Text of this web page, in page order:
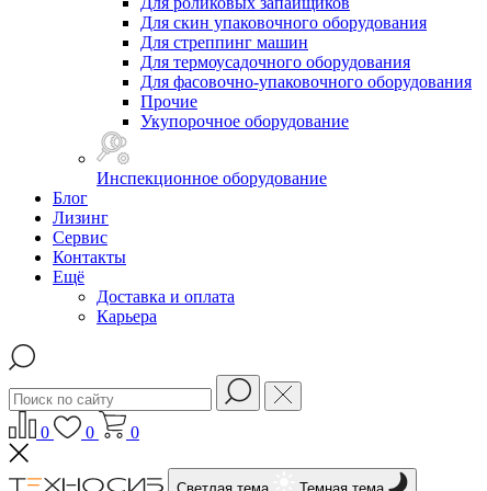
Для скин упаковочного оборудования
Для стреппинг машин
Для термоусадочного оборудования
Для фасовочно-упаковочного оборудования
Прочие
Укупорочное оборудование
Инспекционное оборудование
Блог
Лизинг
Сервис
Контакты
Ещё
Доставка и оплата
Карьера
0 0 0